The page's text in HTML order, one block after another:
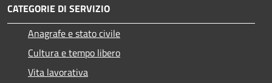
CATEGORIE DI SERVIZIO
Anagrafe e stato civile
Cultura e tempo libero
Vita lavorativa